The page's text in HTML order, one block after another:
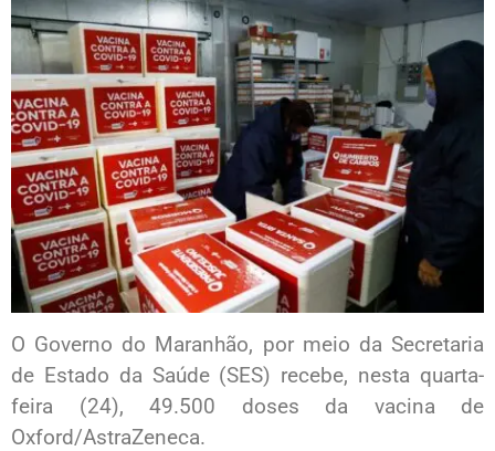
O Governo do Maranhão, por meio da Secretaria
de Estado da Saúde (SES) recebe, nesta quarta-
feira (24), 49.500 doses da vacina de
Oxford/AstraZeneca.